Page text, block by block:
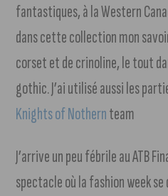
fantastiques, à la Western
dans cette collection mon
corset et de crinoline, le tout
gothic. J’ai utilisé aussi les
Knights of Nothernteam
J’arrive un peu fébrile au ATB
spectacle où la fashion week